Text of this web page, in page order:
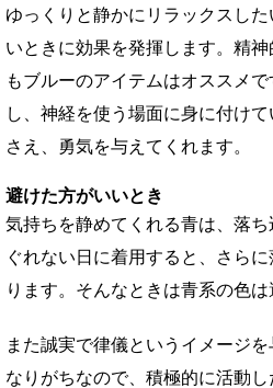
ゆっくりと静かにリラックスし
いときに効果を発揮します。精
もブルーのアイテムはオススメ
し、神経を使う場面に身に付け
さえ、勇気を与えてくれます。
避けた方がいいとき
気持ちを静めてくれる青は、落
ぐれない日に着用すると、さら
ります。そんなときは青系の色は
また誠実で律儀というイメージ
なりがちなので、積極的に活動